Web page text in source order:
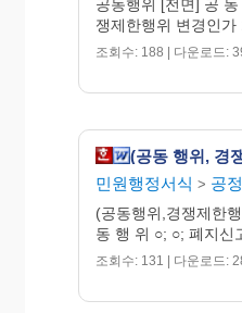
190mm×268mm
1987.
인
1. 실시내용은 법
금지)제1항에서
공동행위 [전면] 공
쟁제한행위 변경인
조회수: 188 | 다운로드:
(공동 행위, 경
민원행정서식 > 공
(공동행위,경쟁제한
동 행 위 ○; ○; 폐지신
조회수: 131 | 다운로드: